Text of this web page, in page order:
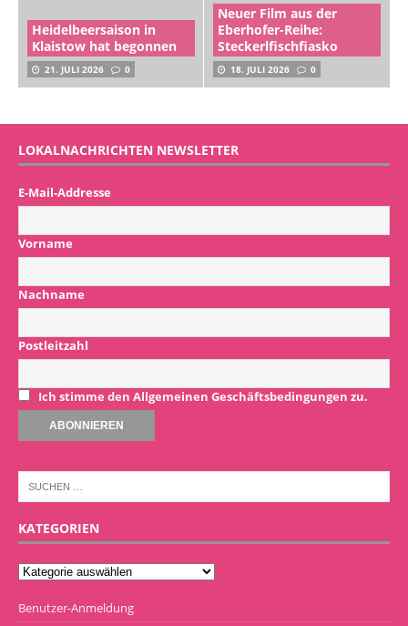
Heidelbeersaison in
Klaistow hat begonnen
21. JULI 2026 0
Neuer Film aus der
Eberhofer-Reihe:
Steckerlfischfiasko
18. JULI 2026 0
LOKALNACHRICHTEN NEWSLETTER
E-Mail-Addresse
Vorname
Nachname
Postleitzahl
Ich stimme den Allgemeinen Geschäftsbedingungen zu.
KATEGORIEN
Benutzer-Anmeldung